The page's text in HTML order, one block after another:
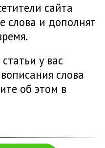
сайта
слова и дополнят
у вас
слова
об этом в